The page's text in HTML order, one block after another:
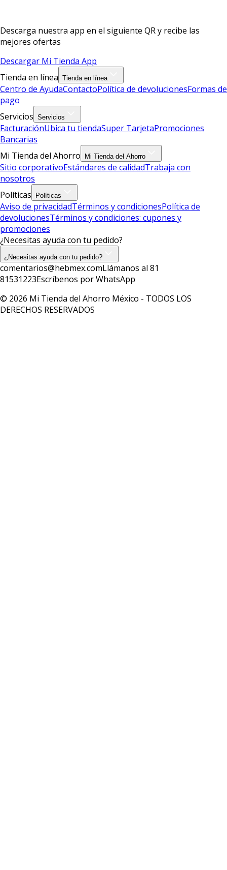
Descarga nuestra app en el siguiente QR y recibe las
mejores ofertas
Descargar Mi Tienda App
Tienda en línea Tienda en línea
Centro de AyudaContactoPolítica de devolucionesFormas de
pago
Servicios Servicios
FacturaciónUbica tu tiendaSuper TarjetaPromociones
Bancarias
Mi Tienda del Ahorro
Mi Tienda del Ahorro
Sitio corporativoEstándares de calidadTrabaja con
nosotros
Políticas
Políticas
Aviso de privacidadTérminos y condicionesPolítica de
devolucionesTérminos y condiciones: cupones y
promociones
¿Necesitas ayuda con tu pedido?
¿Necesitas ayuda con tu pedido?
comentarios@hebmex.comLlámanos al 81
81531223Escríbenos por WhatsApp
© 2026 Mi Tienda del Ahorro México - TODOS LOS
DERECHOS RESERVADOS